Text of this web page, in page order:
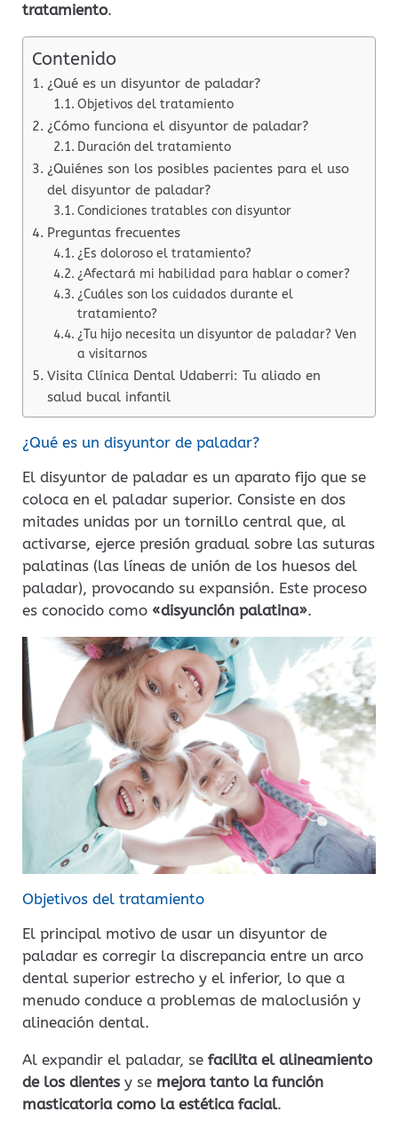
tratamiento.
Contenido
¿Qué es un disyuntor de paladar?
Objetivos del tratamiento
¿Cómo funciona el disyuntor de paladar?
Duración del tratamiento
¿Quiénes son los posibles pacientes para el uso
del disyuntor de paladar?
Condiciones tratables con disyuntor
Preguntas frecuentes
¿Es doloroso el tratamiento?
¿Afectará mi habilidad para hablar o comer?
¿Cuáles son los cuidados durante el
tratamiento?
¿Tu hijo necesita un disyuntor de paladar? Ven
a visitarnos
Visita Clínica Dental Udaberri: Tu aliado en
salud bucal infantil
¿Qué es un disyuntor de paladar?
El disyuntor de paladar es un aparato fijo que se
coloca en el paladar superior. Consiste en dos
mitades unidas por un tornillo central que, al
activarse, ejerce presión gradual sobre las suturas
palatinas (las líneas de unión de los huesos del
paladar), provocando su expansión. Este proceso
es conocido como «disyunción palatina».
Objetivos del tratamiento
El principal motivo de usar un disyuntor de
paladar es corregir la discrepancia entre un arco
dental superior estrecho y el inferior, lo que a
menudo conduce a problemas de maloclusión y
alineación dental.
Al expandir el paladar, se facilita el alineamiento
de los dientes y se mejora tanto la función
masticatoria como la estética facial.